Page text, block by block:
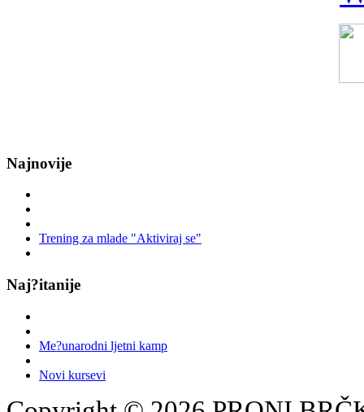
Najnovije
Trening za mlade "Aktiviraj se"
Naj?itanije
Me?unarodni ljetni kamp
Novi kursevi